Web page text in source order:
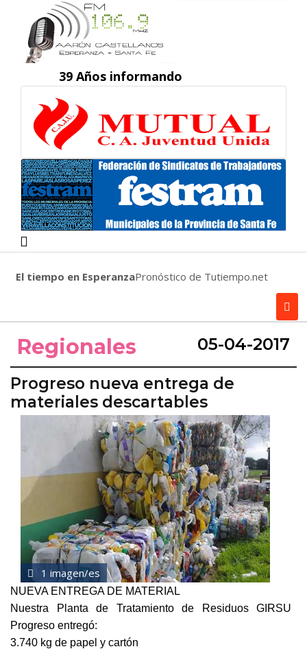
39 Años informando
El tiempo en EsperanzaPronóstico de Tutiempo.net
Regionales 05-04-2017
Progreso nueva entrega de
materiales descartables
1 imagen/es
NUEVA ENTREGA DE MATERIAL
Nuestra Planta de Tratamiento de Residuos GIRSU
Progreso entregó:
3.740 kg de papel y cartón